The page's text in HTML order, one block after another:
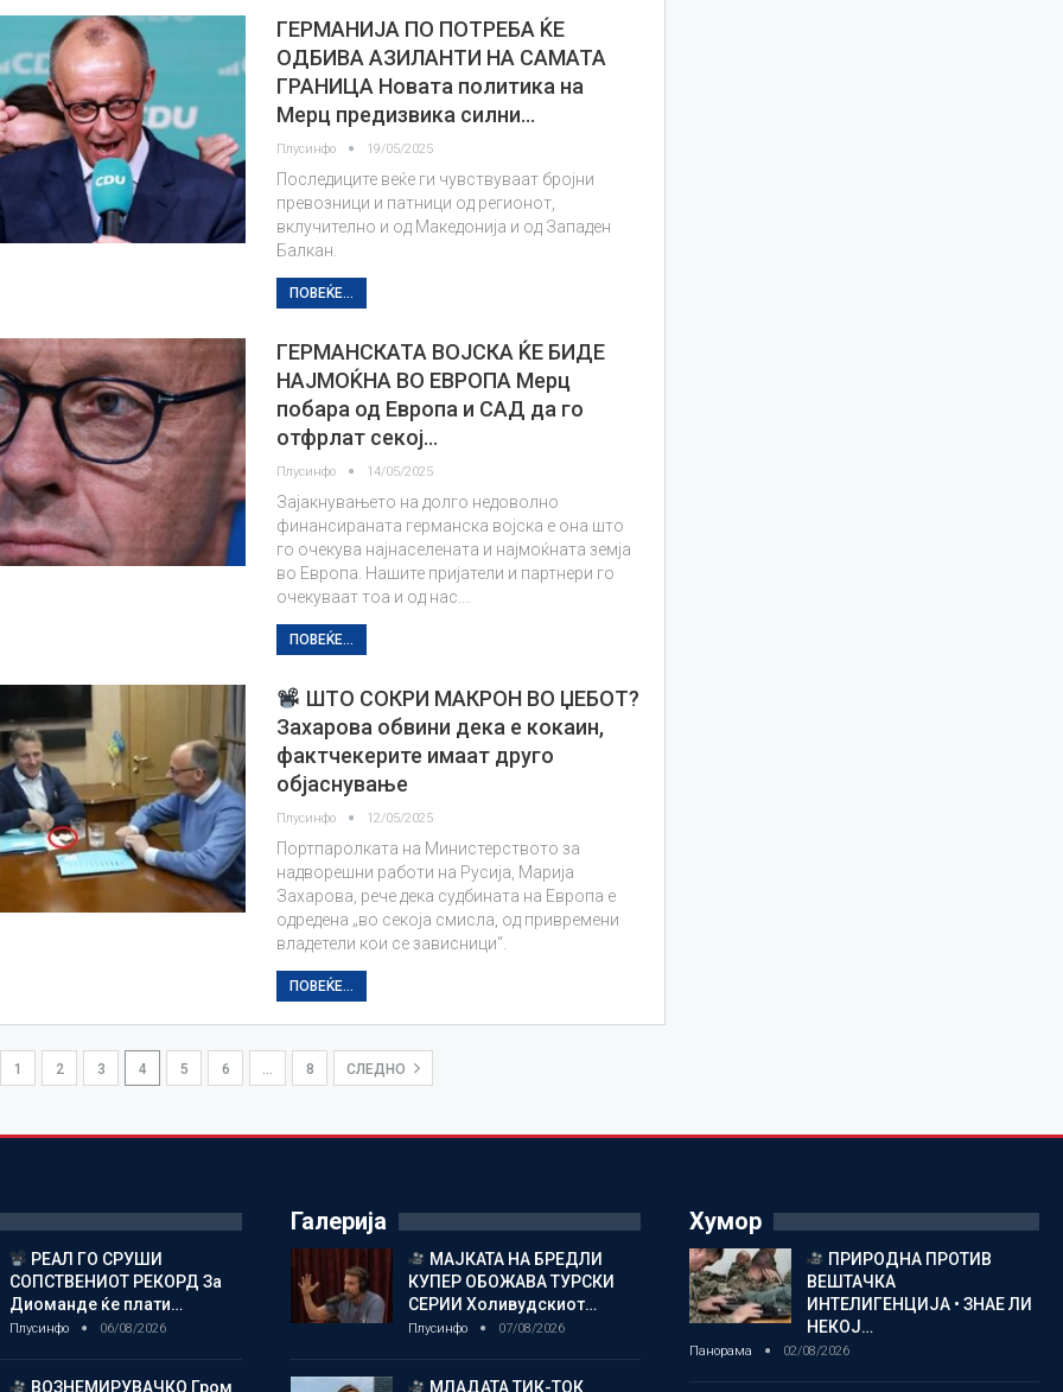
ГЕРМАНИЈА ПО ПОТРЕБА ЌЕ
ОДБИВА АЗИЛАНТИ НА САМАТА
ГРАНИЦА Новата политика на
Мерц предизвика силни…
Плусинфо 19/05/2025
Последиците веќе ги чувствуваат бројни
превозници и патници од регионот,
вклучително и од Македонија и од Западен
Балкан.
ПОВЕЌЕ...
ГЕРМАНСКАТА ВОЈСКА ЌЕ БИДЕ
НАЈМОЌНА ВО ЕВРОПА Мерц
побара од Европа и САД да го
отфрлат секој…
Плусинфо 14/05/2025
Зајакнувањето на долго недоволно
финансираната германска војска е она што
го очекува најнаселената и најмоќната земја
во Европа. Нашите пријатели и партнери го
очекуваат тоа и од нас.…
ПОВЕЌЕ...
ШТО СОКРИ МАКРОН ВО ЏЕБОТ?
Захарова обвини дека е кокаин,
фактчекерите имаат друго
објаснување
Плусинфо 12/05/2025
Портпаролката на Министерството за
надворешни работи на Русија, Марија
Захарова, рече дека судбината на Европа е
одредена „во секоја смисла, од привремени
владетели кои се зависници“.
ПОВЕЌЕ...
1 2 3 4 5 6 … 8 СЛЕДНО
РЕАЛ ГО СРУШИ
СОПСТВЕНИОТ РЕКОРД За
Диоманде ќе плати…
Плусинфо 06/08/2026
ВОЗНЕМИРУВАЧКО Гром
Галерија
МАЈКАТА НА БРЕДЛИ
КУПЕР ОБОЖАВА ТУРСКИ
СЕРИИ Холивудскиот…
Плусинфо 07/08/2026
МЛАДАТА ТИК-ТОК
Хумор
ПРИРОДНА ПРОТИВ
ВЕШТАЧКА
ИНТЕЛИГЕНЦИЈА • ЗНАЕ ЛИ
НЕКОЈ…
Панорама 02/08/2026